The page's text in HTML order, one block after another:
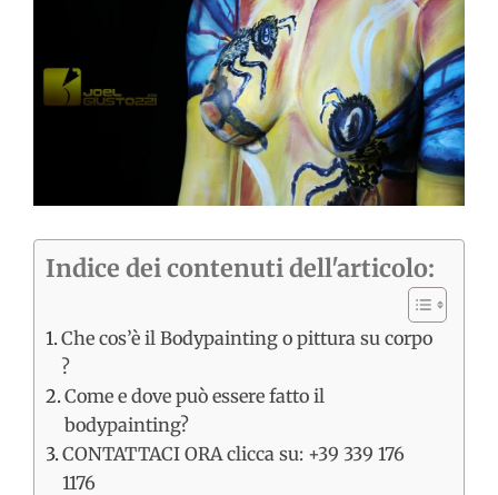
Indice dei contenuti dell'articolo:
Che cos’è il Bodypainting o pittura su corpo
?
Come e dove può essere fatto il
bodypainting?
CONTATTACI ORA clicca su: +39 339 176
1176